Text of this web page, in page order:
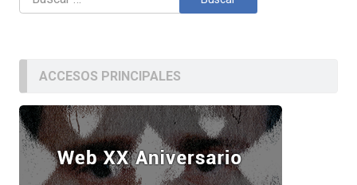
ACCESOS PRINCIPALES